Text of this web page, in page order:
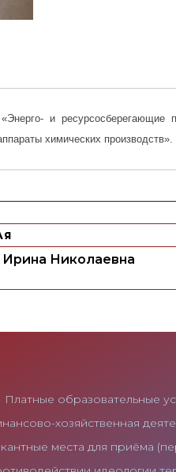
и ресурсосберегающие
химических производств».
Николаевна
Платные образовательные
хозяйственная
места для приёма